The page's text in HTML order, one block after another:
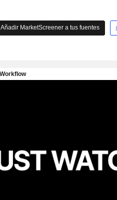
Añadir MarketScreener a tus fuentes